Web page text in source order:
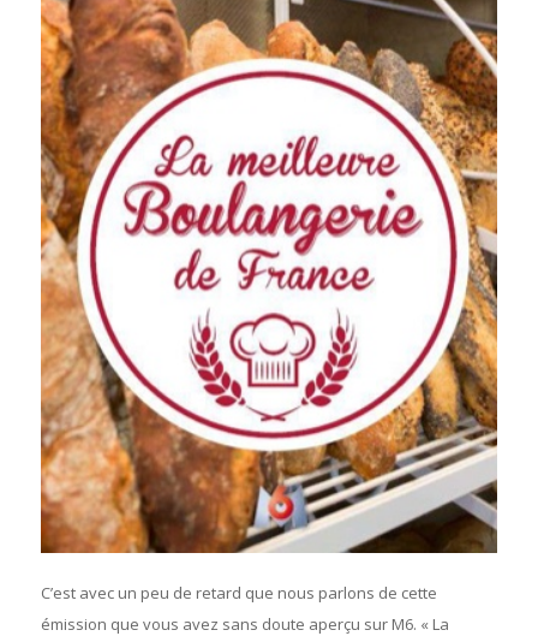
C’est avec un peu de retard que nous parlons de cette
émission que vous avez sans doute aperçu sur M6. « La